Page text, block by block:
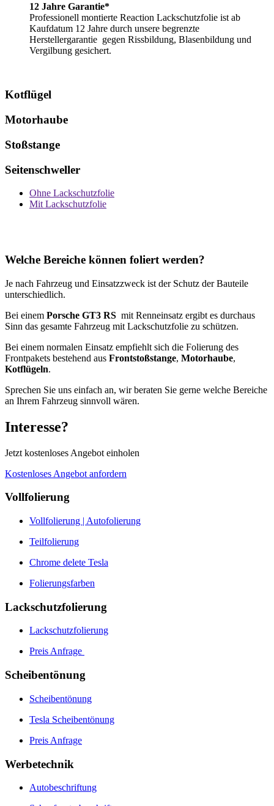
12 Jahre Garantie*
Professionell montierte Reaction Lackschutzfolie ist ab
Kaufdatum 12 Jahre durch unsere begrenzte
Herstellergarantie gegen Rissbildung, Blasenbildung und
Vergilbung gesichert.
Kotflügel
Motorhaube
Stoßstange
Seitenschweller
Ohne Lackschutzfolie
Mit Lackschutzfolie
Welche Bereiche können foliert werden?
Je nach Fahrzeug und Einsatzzweck ist der Schutz der Bauteile
unterschiedlich.
Bei einem Porsche GT3 RS mit Renneinsatz ergibt es durchaus
Sinn das gesamte Fahrzeug mit Lackschutzfolie zu schützen.
Bei einem normalen Einsatz empfiehlt sich die Folierung des
Frontpakets bestehend aus Frontstoßstange, Motorhaube,
Kotflügeln.
Sprechen Sie uns einfach an, wir beraten Sie gerne welche Bereiche
an Ihrem Fahrzeug sinnvoll wären.
Interesse?
Jetzt kostenloses Angebot einholen
Kostenloses Angebot anfordern
Vollfolierung
Vollfolierung | Autofolierung
Teilfolierung
Chrome delete Tesla
Folierungsfarben
Lackschutzfolierung
Lackschutzfolierung
Preis Anfrage
Scheibentönung
Scheibentönung
Tesla Scheibentönung
Preis Anfrage
Werbetechnik
Autobeschriftung